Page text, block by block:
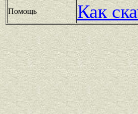
Помощь Как